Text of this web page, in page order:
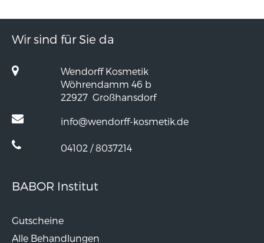
Wir sind für Sie da
Wendorff Kosmetik
Wöhrendamm 46 b
22927 Großhansdorf
info@wendorff-kosmetik.de
04102 / 8037214
BABOR Institut
Gutscheine
Alle Behandlungen